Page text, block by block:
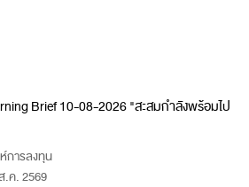
Brief 10-08-2026 "สะสมกำลังพร้อมไป
การลงทุน
.ค. 2569